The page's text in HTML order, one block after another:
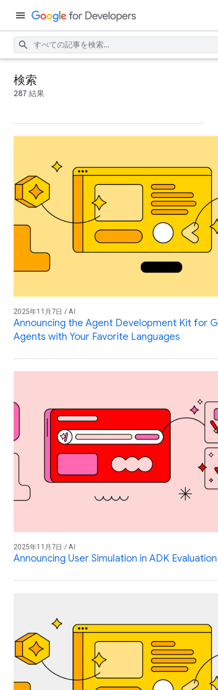
検索
287 結果
2025年11月7日 / AI
Announcing the Agent Development Kit for
Agents with Your Favorite Languages
2025年11月7日 / AI
Announcing User Simulation in ADK Evaluation